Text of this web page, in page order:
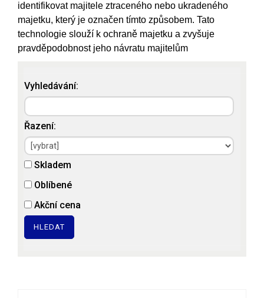
identifikovat majitele ztraceného nebo ukradeného
majetku, který je označen tímto způsobem. Tato
technologie slouží k ochraně majetku a zvyšuje
pravděpodobnost jeho návratu majitelům
Vyhledávání:
Řazení:
Skladem
Oblíbené
Akční cena
HLEDAT